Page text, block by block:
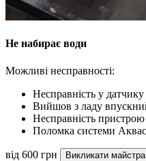
Не набирає води
Можливі несправності:
Несправність у
Вийшов з ладу
Несправність
Поломка системи
від 600 грн Викликати майстра